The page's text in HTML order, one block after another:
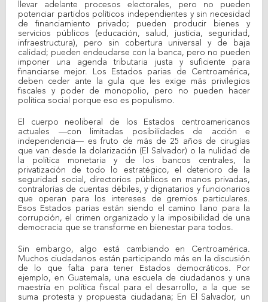
llevar adelante procesos electorales, pero no pueden
potenciar partidos políticos independientes y sin necesidad
de financiamiento privado; pueden producir bienes y
servicios públicos (educación, salud, justicia, seguridad,
infraestructura), pero sin cobertura universal y de baja
calidad; pueden endeudarse con la banca, pero no pueden
imponer una agenda tributaria justa y suficiente para
financiarse mejor. Los Estados parias de Centroamérica,
deben ceder ante la gula que les exige más privilegios
fiscales y poder de monopolio, pero no pueden hacer
política social porque eso es populismo.
El cuerpo neoliberal de los Estados centroamericanos
actuales —con limitadas posibilidades de acción e
independencia― es fruto de más de 25 años de cirugías
que van desde la dolarización (El Salvador) o la nulidad de
la política monetaria y de los bancos centrales, la
privatización de todo lo estratégico, el deterioro de la
seguridad social, directorios públicos en manos privadas,
contralorías de cuentas débiles, y dignatarios y funcionarios
que operan para los intereses de gremios particulares.
Esos Estados parias están siendo el camino llano para la
corrupción, el crimen organizado y la imposibilidad de una
democracia que se transforme en bienestar para todos.
Sin embargo, algo está cambiando en Centroamérica.
Muchos ciudadanos están participando más en la discusión
de lo que falta para tener Estados democráticos. Por
ejemplo, en Guatemala, una escuela de ciudadanos y una
maestría en política fiscal para el desarrollo, a la que se
suma protesta y propuesta ciudadana; En El Salvador, un